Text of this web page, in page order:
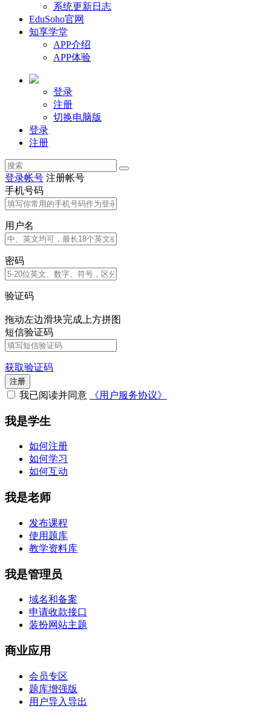
系统更新日志
EduSoho官网
知享学堂
APP介绍
APP体验
登录
注册
切换电脑版
登录
注册
登录帐号 注册帐号
手机号码
用户名
密码
验证码
拖动左边滑块完成上方拼图
短信验证码
获取验证码
注册
我已阅读并同意 《用户服务协议》
我是学生
如何注册
如何学习
如何互动
我是老师
发布课程
使用题库
教学资料库
我是管理员
域名和备案
申请收款接口
装扮网站主题
商业应用
会员专区
题库增强版
用户导入导出